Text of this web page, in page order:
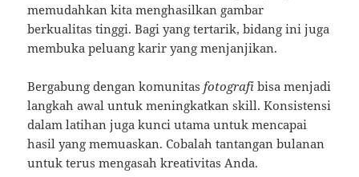
memudahkan kita menghasilkan gambar
berkualitas tinggi. Bagi yang tertarik, bidang ini juga
membuka peluang karir yang menjanjikan.
Bergabung dengan komunitas fotografi bisa menjadi
langkah awal untuk meningkatkan skill. Konsistensi
dalam latihan juga kunci utama untuk mencapai
hasil yang memuaskan. Cobalah tantangan bulanan
untuk terus mengasah kreativitas Anda.